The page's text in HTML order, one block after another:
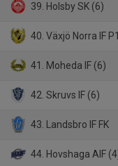
39. Holsby SK (6)
40. Växjö Norra IF
41. Moheda IF (6)
42. Skruvs IF (6)
43. Landsbro IF FK
44. Hovshaga AIF